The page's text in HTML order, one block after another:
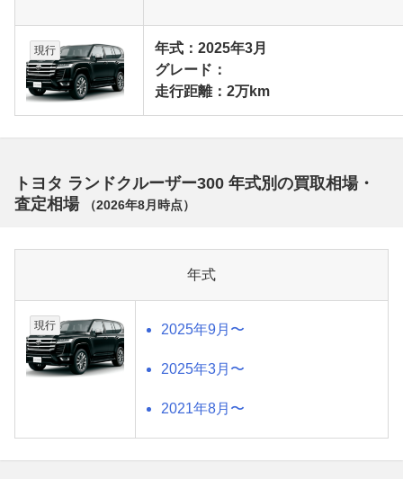
現行
年式：2025年3月
グレード：
走行距離：2万km
トヨタ ランドクルーザー300 年式別の買取相場・
査定相場
（2026年8月 時点）
年式
現行 2025年9月〜
2025年3月〜
2021年8月〜